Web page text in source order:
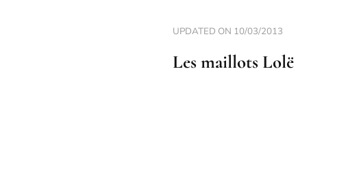
UPDATED ON 10/03/2013
Les maillots Lolë